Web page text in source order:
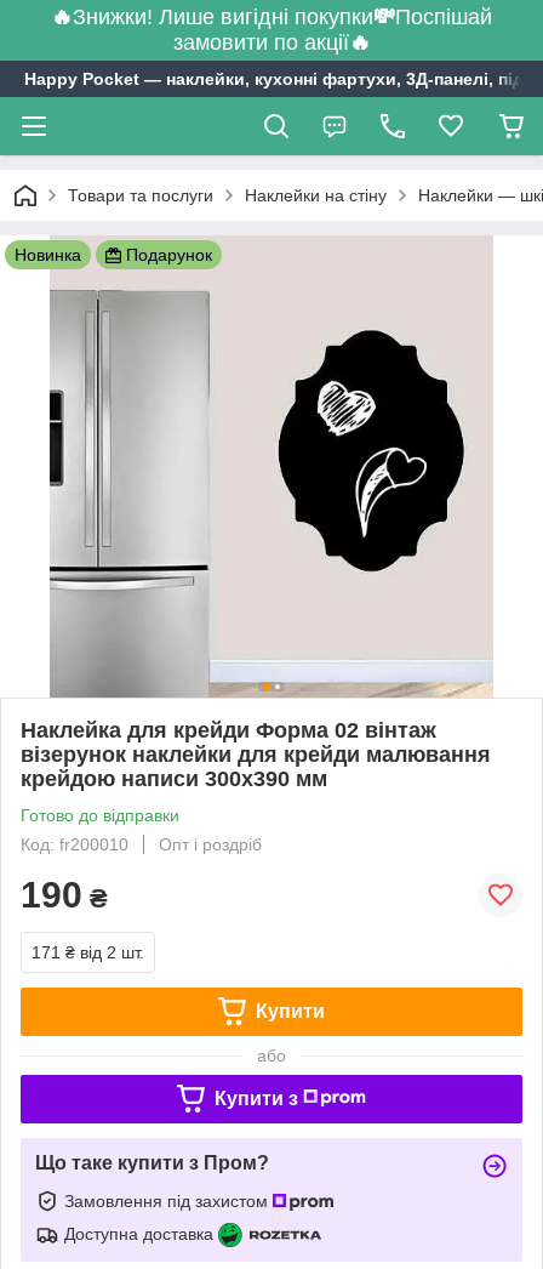
🔥Знижки! Лише вигідні покупки💸Поспішай
замовити по акції🔥
Happy Pocket ― наклейки, кухонні фартухи, 3Д-панелі,
Товари та послуги Наклейки на стіну Наклейки —
Новинка Подарунок
Наклейка для крейди Форма 02 вінтаж
візерунок наклейки для крейди малювання
крейдою написи 300х390 мм
Готово до відправки
Код: fr200010
Опт і роздріб
190 ₴
171 ₴ від 2 шт.
Купити
або
Купити з
Що таке купити з Пром?
Замовлення під захистом
Доступна доставка